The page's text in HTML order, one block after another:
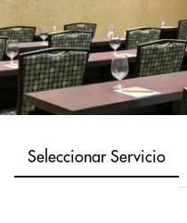
Seleccionar Servicio